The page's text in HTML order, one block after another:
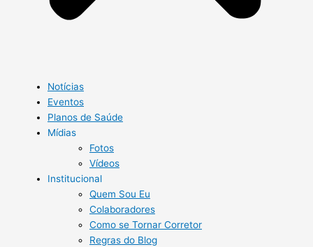
Notícias
Eventos
Planos de Saúde
Mídias
Fotos
Vídeos
Institucional
Quem Sou Eu
Colaboradores
Como se Tornar Corretor
Regras do Blog